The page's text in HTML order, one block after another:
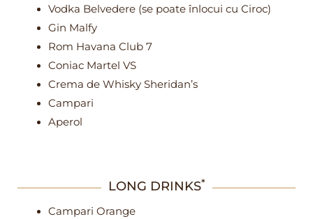
Vodka Belvedere (se poate înlocui cu Ciroc)
Gin Malfy
Rom Havana Club 7
Coniac Martel VS
Crema de Whisky Sheridan’s
Campari
Aperol
LONG DRINKS*
Campari Orange